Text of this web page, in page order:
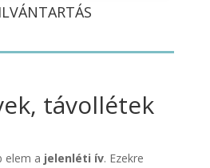
távollétek
elem a jelenléti ív. Ezekre